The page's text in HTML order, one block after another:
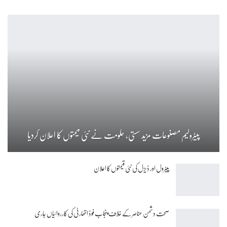
پیٹرولیم مصنوعات مزید سستی، حکومت نے نئی قیمتوں کا اعلان کردیا
پیٹرول اور ڈیزل کی نئی قیمتوں کا اعلان
صحت دشمن عناصر کے خلاف پنجاب فوڈ اتھارٹی کی کارروائیاں جاری